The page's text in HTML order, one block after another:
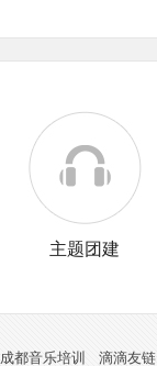
主题团建
成都音乐培训 滴滴友链